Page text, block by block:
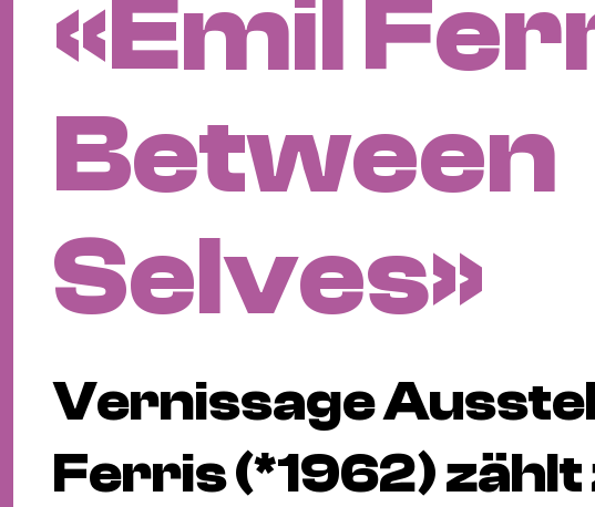
«Emil
Between
Selves»
Vernissage
Ferris (*1962) zählt